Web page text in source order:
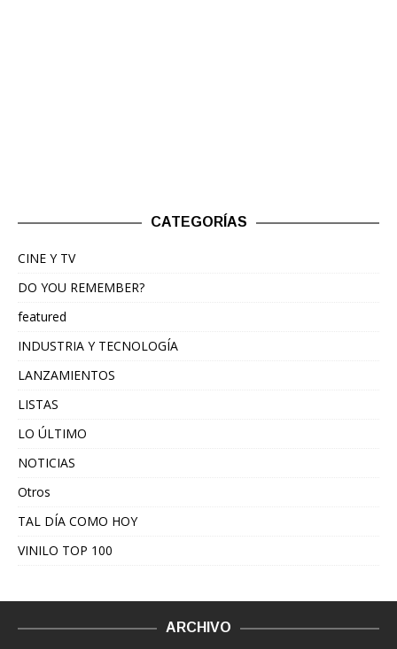
CATEGORÍAS
CINE Y TV
DO YOU REMEMBER?
featured
INDUSTRIA Y TECNOLOGÍA
LANZAMIENTOS
LISTAS
LO ÚLTIMO
NOTICIAS
Otros
TAL DÍA COMO HOY
VINILO TOP 100
ARCHIVO